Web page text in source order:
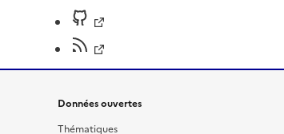
Données ouvertes
Thématiques